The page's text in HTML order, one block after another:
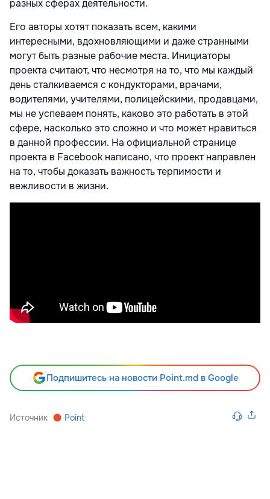
разных сферах деятельности.
Его авторы хотят показать всем, какими
интересными, вдохновляющими и даже странными
могут быть разные рабочие места. Инициаторы
проекта считают, что несмотря на то, что мы каждый
день сталкиваемся с кондукторами, врачами,
водителями, учителями, полицейскими, продавцами,
мы не успеваем понять, каково это работать в этой
сфере, насколько это сложно и что может нравиться
в данной профессии. На официальной странице
проекта в Facebook написано, что проект направлен
на то, чтобы доказать важность терпимости и
вежливости в жизни.
Подпишитесь на новости Point.md в Google
Источник Point